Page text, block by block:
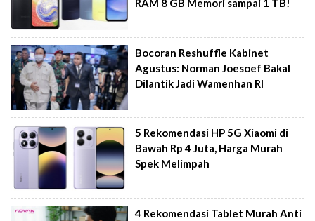
RAM 8 GB Memori sampai 1 TB!
Bocoran Reshuffle Kabinet
Agustus: Norman Joesoef Bakal
Dilantik Jadi Wamenhan RI
5 Rekomendasi HP 5G Xiaomi di
Bawah Rp 4 Juta, Harga Murah
Spek Melimpah
4 Rekomendasi Tablet Murah Anti